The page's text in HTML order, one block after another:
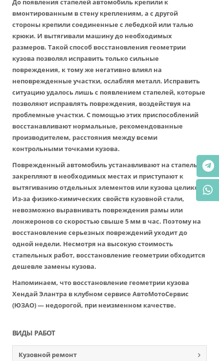
До появления стапелей автомобиль крепили к
вмонтированным в стену креплениям, а с другой
стороны крепили соединенные с лебедкой или талью
крюки. И вытягивали машину до необходимых
размеров. Такой способ восстановления геометрии
кузова позволял исправить только сильные
повреждения, к тому же негативно влиял на
неповрежденные участки, ослабляя металл. Исправить
ситуацию удалось лишь с появлением стапелей, которые
позволяют исправлять повреждения, воздействуя на
проблемные участки. С помощью этих приспособлений
восстанавливают нормальные, рекомендованные
производителем, расстояния между всеми
контрольными точками кузова.
Поврежденный автомобиль устанавливают на стапель,
закрепляют в необходимых местах и приступают к
вытягиванию отдельных элементов или кузова целиком.
Из-за физико-химических свойств кузовной стали,
невозможно выравнивать повреждения рамы или
лонжеронов со скоростью свыше 5 мм в час. Поэтому на
восстановление серьезных повреждений уходит до
одной недели. Несмотря на высокую стоимость
стапельных работ, восстановление геометрии обходится
дешевле замены кузова.
Напоминаем, что восстановление геометрии кузова
Хендай Элантра в клубном сервисе АвтоМотоСервис
(ЮЗАО) — недорогой, при неизменном качестве.
ВИДЫ РАБОТ
Кузовной ремонт